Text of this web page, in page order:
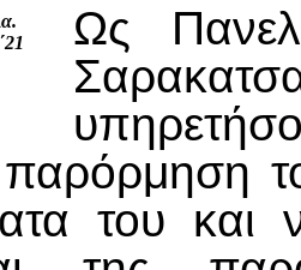
Ως
παρόρμηση
του και